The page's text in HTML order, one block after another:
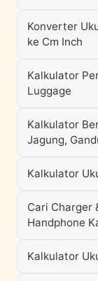
Konverter
ke Cm Inch
Kalkulator
Luggage
Kalkulator
Jagung,
Kalkulator
Cari Charger
Handphone
Kalkulator